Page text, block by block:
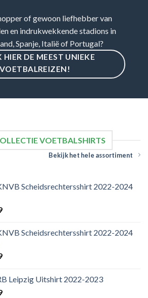
of gewoon liefhebber van
en indrukwekkende stadions in
Spanje, Italië of Portugal?
HIER DE MEEST UNIEKE
VOETBALREIZEN!
VOETBALSHIRTS
Bekijk het hele assortiment
Scheidsrechtersshirt 2022-2024
Scheidsrechtersshirt 2022-2024
Leipzig Uitshirt 2022-2023